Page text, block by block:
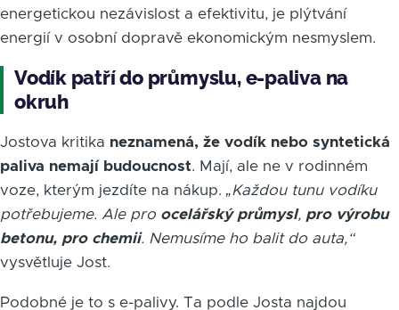
energetickou nezávislost a efektivitu, je plýtvání
energií v osobní dopravě ekonomickým nesmyslem.
Vodík patří do průmyslu, e-paliva na
okruh
Jostova kritika neznamená, že vodík nebo syntetická
paliva nemají budoucnost. Mají, ale ne v rodinném
voze, kterým jezdíte na nákup. „Každou tunu vodíku
potřebujeme. Ale pro ocelářský průmysl, pro výrobu
betonu, pro chemii. Nemusíme ho balit do auta,“
vysvětluje Jost.
Podobné je to s e-palivy. Ta podle Josta najdou